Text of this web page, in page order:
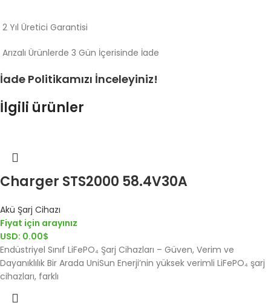
2 Yıl Üretici Garantisi
Arızalı Ürünlerde 3 Gün İçerisinde İade
İade Politikamızı İnceleyiniz!
İlgili ürünler
Charger STS2000 58.4V30A
Akü Şarj Cihazı
Fiyat için arayınız
USD: 0.00$
Endüstriyel Sınıf LiFePO₄ Şarj Cihazları – Güven, Verim ve
Dayanıklılık Bir Arada UniSun Enerji’nin yüksek verimli LiFePO₄ şarj
cihazları, farklı